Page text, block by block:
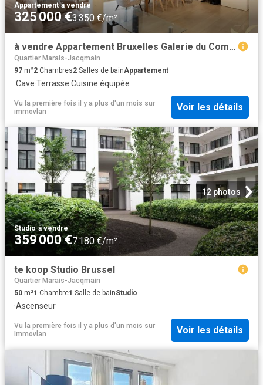
Appartement·à vendre
325 000 €3 350 €/m²
à vendre Appartement Bruxelles Galerie du Commerce
Quartier Marais-Jacqmain
97 m²2 Chambres2 Salles de bainAppartement
·Cave·Terrasse·Cuisine équipée
Vu la première fois il y a plus d'un mois sur
immovlan
Voir les détails
12 photos
Studio·à vendre
359 000 €7 180 €/m²
te koop Studio Brussel
Quartier Marais-Jacqmain
50 m²1 Chambre1 Salle de bainStudio
·Ascenseur
Vu la première fois il y a plus d'un mois sur
Immovlan
Voir les détails